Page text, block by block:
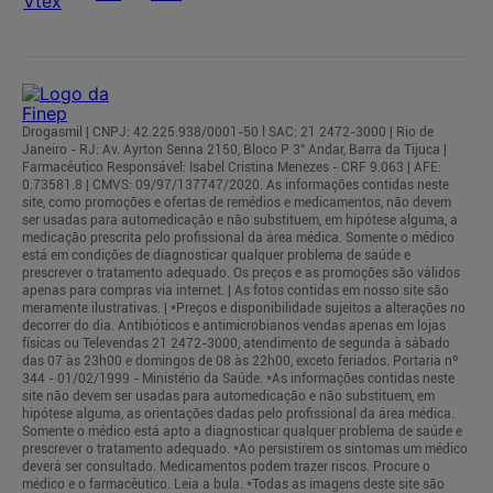
Drogasmil | CNPJ: 42.225.938/0001-50 l SAC: 21 2472-3000 | Rio de
Janeiro - RJ: Av. Ayrton Senna 2150, Bloco P 3° Andar, Barra da Tijuca |
Farmacêutico Responsável: Isabel Cristina Menezes - CRF 9.063 | AFE:
0.73581.8 | CMVS: 09/97/137747/2020. As informações contidas neste
site, como promoções e ofertas de remédios e medicamentos, não devem
ser usadas para automedicação e não substituem, em hipótese alguma, a
medicação prescrita pelo profissional da área médica. Somente o médico
está em condições de diagnosticar qualquer problema de saúde e
prescrever o tratamento adequado. Os preços e as promoções são válidos
apenas para compras via internet. | As fotos contidas em nosso site são
meramente ilustrativas. | *Preços e disponibilidade sujeitos a alterações no
decorrer do dia. Antibióticos e antimicrobianos vendas apenas em lojas
físicas ou Televendas 21 2472-3000, atendimento de segunda à sábado
das 07 às 23h00 e domingos de 08 às 22h00, exceto feriados. Portaria nº
344 - 01/02/1999 - Ministério da Saúde. *As informações contidas neste
site não devem ser usadas para automedicação e não substituem, em
hipótese alguma, as orientações dadas pelo profissional da área médica.
Somente o médico está apto a diagnosticar qualquer problema de saúde e
prescrever o tratamento adequado. *Ao persistirem os sintomas um médico
deverá ser consultado. Medicamentos podem trazer riscos. Procure o
médico e o farmacêutico. Leia a bula. *Todas as imagens deste site são